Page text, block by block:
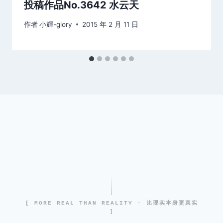
投稿作品No.3642 水云天
作者小輝-glory 2015 年 2 月 11 日
[ MORE REAL THAN REALITY · 比现实本身更真实
]